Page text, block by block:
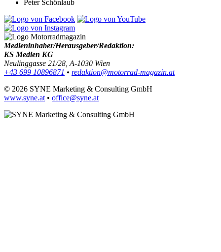
Peter Schönlaub
Medieninhaber/Herausgeber/Redaktion:
KS Medien KG
Neulinggasse 21/28, A-1030 Wien
+43 699 10896871 • redaktion@motorrad-magazin.at
© 2026 SYNE Marketing & Consulting GmbH
www.syne.at • office@syne.at